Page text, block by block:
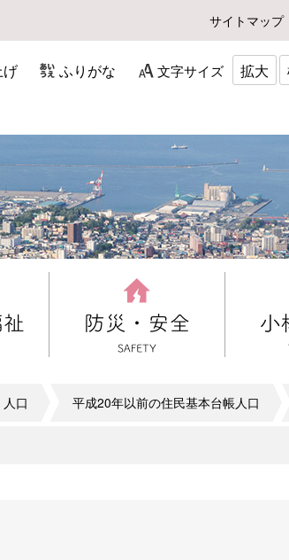
サイトマップ
ふりがな 文字サイズ 拡大
人口 平成20年以前の住民基本台帳人口